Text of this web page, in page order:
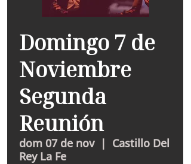
Domingo 7 de
Noviembre
Segunda
Reunión
dom 07 de nov
  |
Castillo Del
Rey La Fe